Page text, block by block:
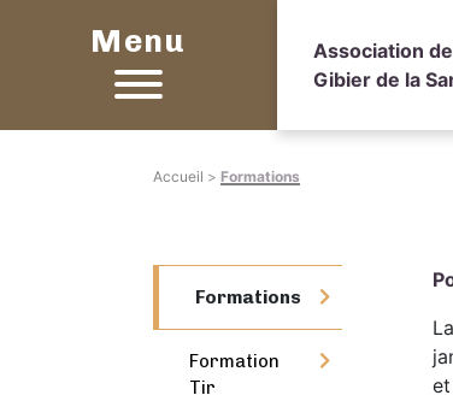
Menu
Association
Gibier de la
Accueil > Formations
Formations
Formation
Tir